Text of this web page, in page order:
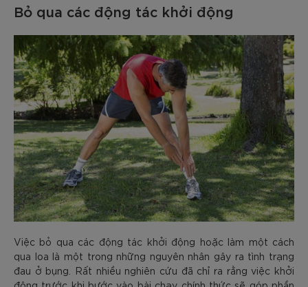
Bỏ qua các động tác khởi động
Việc bỏ qua các động tác khởi động hoặc làm một cách
qua loa là một trong những nguyên nhân gây ra tình trạng
đau ở bụng. Rất nhiều nghiên cứu đã chỉ ra rằng việc khởi